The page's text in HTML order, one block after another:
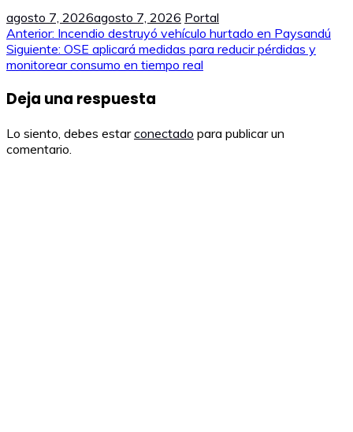
agosto 7, 2026agosto 7, 2026 Portal
Navegación
de
entradas
Anterior: Incendio destruyó vehículo hurtado en Paysandú
Siguiente: OSE aplicará medidas para reducir pérdidas y
monitorear consumo en tiempo real
Deja una respuesta
Lo siento, debes estarconectado para publicar un
comentario.